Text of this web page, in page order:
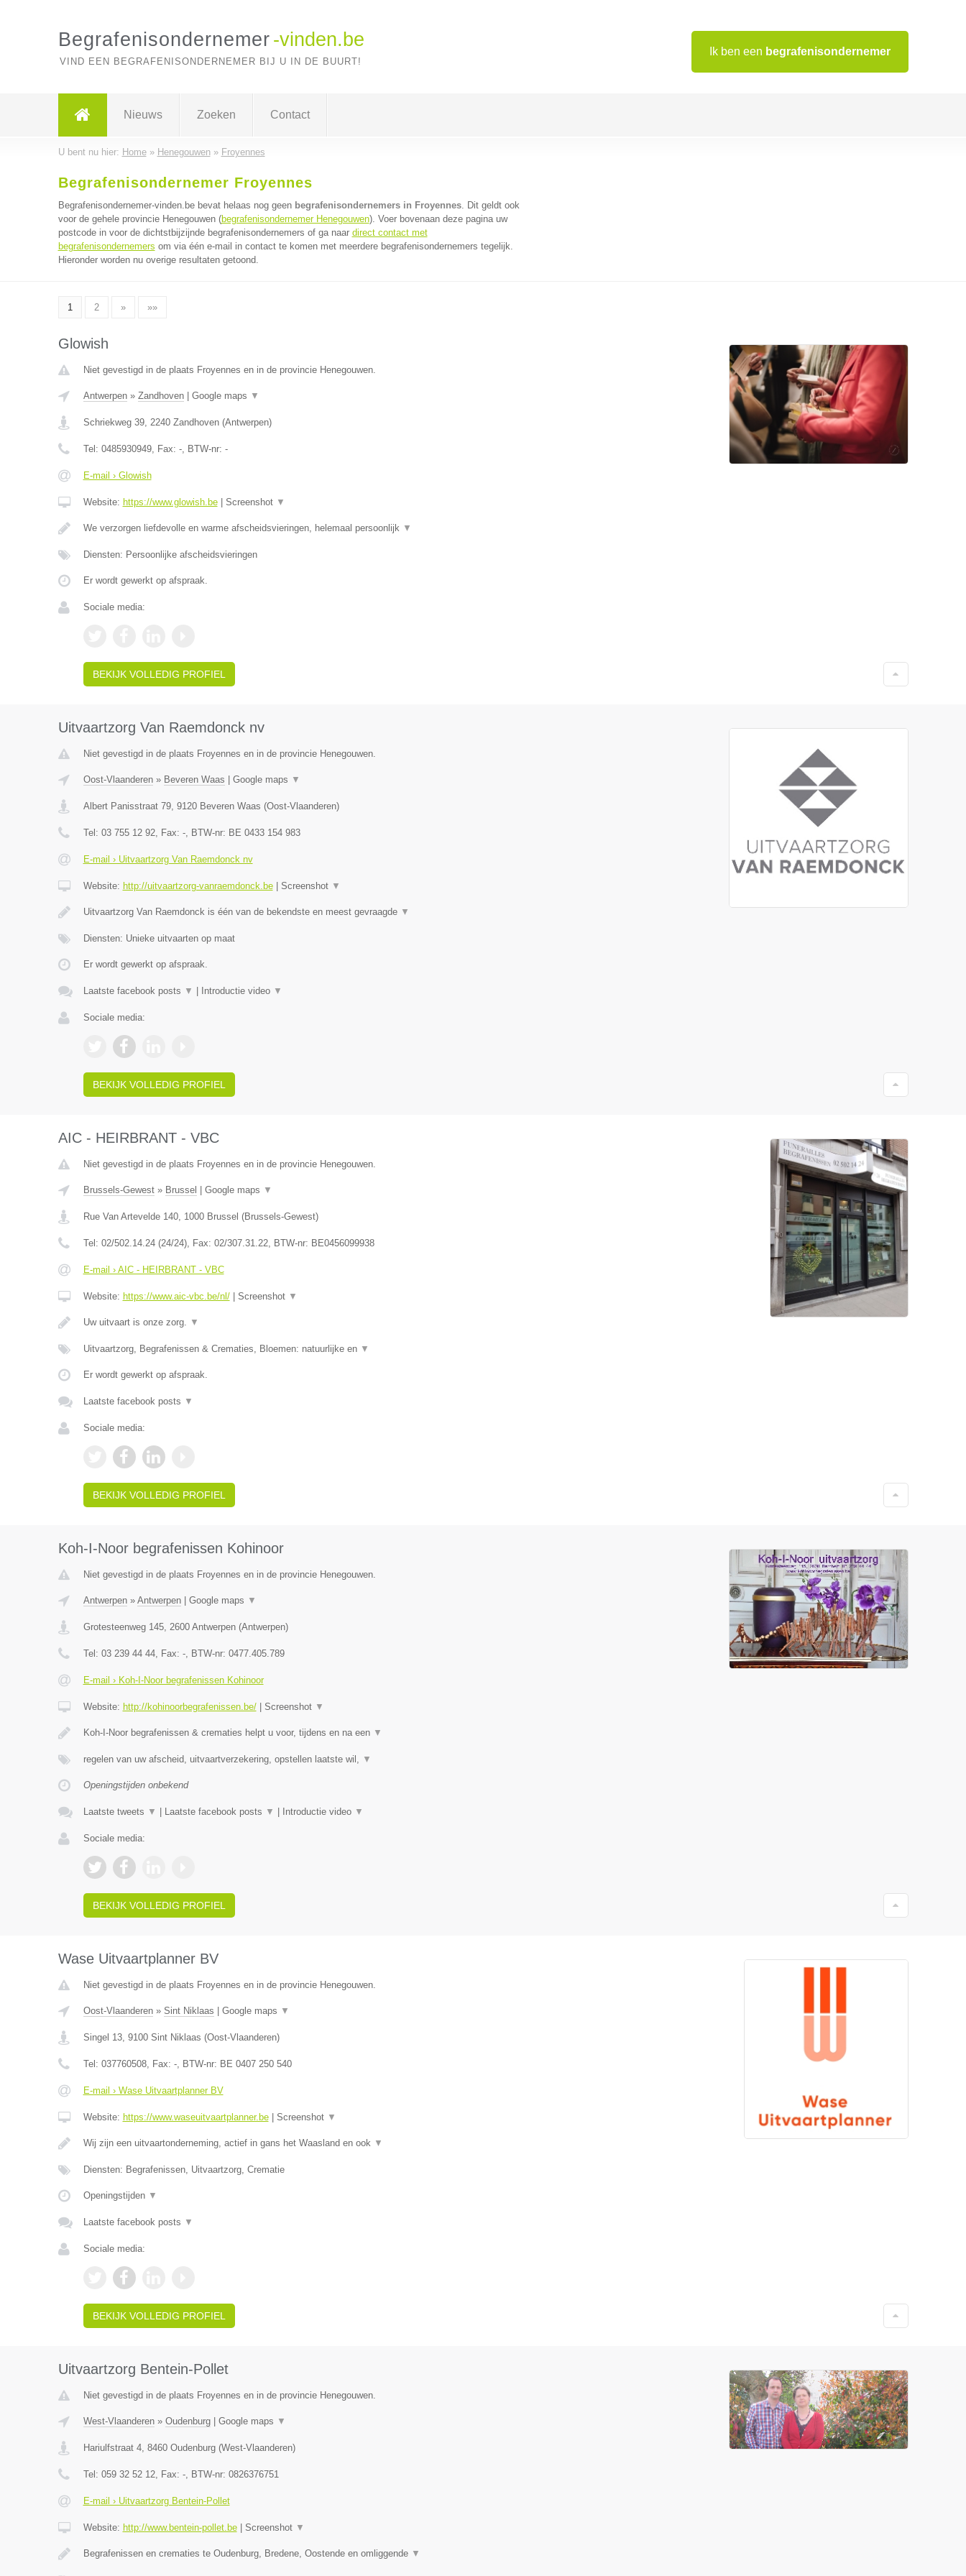
Ik ben een begrafenisondernemer
Begrafenisondernemer -vinden.be
VIND EEN BEGRAFENISONDERNEMER BIJ U IN DE BUURT!
Nieuws Zoeken Contact
U bent nu hier: Home» Henegouwen» Froyennes
Begrafenisondernemer Froyennes
Begrafenisondernemer-vinden.be bevat helaas nog geen begrafenisondernemers in Froyennes. Dit geldt ook
voor de gehele provincie Henegouwen (begrafenisondernemer Henegouwen). Voer bovenaan deze pagina uw
postcode in voor de dichtstbijzijnde begrafenisondernemers of ga naar direct contact met
begrafenisondernemers om via één e-mail in contact te komen met meerdere begrafenisondernemers tegelijk.
Hieronder worden nu overige resultaten getoond.
1 2 » »»
Glowish
Niet gevestigd in de plaats Froyennes en in de provincie Henegouwen.
Antwerpen» Zandhoven| Google maps ▼
Schriekweg 39, 2240 Zandhoven(Antwerpen)
Tel: 0485930949, Fax: -, BTW-nr: -
E-mail › Glowish
Website: https://www.glowish.be| Screenshot ▼
We verzorgen liefdevolle en warme afscheidsvieringen, helemaal persoonlijk ▼
Diensten: Persoonlijke afscheidsvieringen
Er wordt gewerkt op afspraak.
Sociale media:
BEKIJK VOLLEDIG PROFIEL
Uitvaartzorg Van Raemdonck nv
Niet gevestigd in de plaats Froyennes en in de provincie Henegouwen.
Oost-Vlaanderen» Beveren Waas Google maps ▼
Albert Panisstraat 79, 9120 Beveren Waas (Oost-Vlaanderen)
Tel: 03 755 12 92, Fax: -, BTW-nr: BE 0433 154 983
E-mail › Uitvaartzorg Van Raemdonck nv
Website: http://uitvaartzorg-vanraemdonck.be| Screenshot ▼
Uitvaartzorg Van Raemdonck is één van de bekendste en meest gevraagde ▼
Diensten: Unieke uitvaarten op maat
Er wordt gewerkt op afspraak.
Laatste facebook posts ▼ Introductie video ▼
Sociale media:
BEKIJK VOLLEDIG PROFIEL
AIC - HEIRBRANT - VBC
Niet gevestigd in de plaats Froyennes en in de provincie Henegouwen.
Brussels-Gewest» Brussel Google maps ▼
Rue Van Artevelde 140, 1000 Brussel (Brussels-Gewest)
Tel: 02/502.14.24 (24/24), Fax: 02/307.31.22, BTW-nr: BE0456099938
E-mail › AIC - HEIRBRANT - VBC
Website: https://www.aic-vbc.be/nl/| Screenshot ▼
Uw uitvaart is onze zorg. ▼
Uitvaartzorg, Begrafenissen & Crematies, Bloemen: natuurlijke en ▼
Er wordt gewerkt op afspraak.
Laatste facebook posts ▼
Sociale media:
BEKIJK VOLLEDIG PROFIEL
Koh-I-Noor begrafenissen Kohinoor
Niet gevestigd in de plaats Froyennes en in de provincie Henegouwen.
Antwerpen» Antwerpen| Google maps ▼
Grotesteenweg 145, 2600 Antwerpen(Antwerpen)
Tel: 03 239 44 44, Fax: -, BTW-nr: 0477.405.789
E-mail › Koh-I-Noor begrafenissen Kohinoor
Website: http://kohinoorbegrafenissen.be/| Screenshot ▼
Koh-I-Noor begrafenissen & crematies helpt u voor, tijdens en na een ▼
regelen van uw afscheid, uitvaartverzekering, opstellen laatste wil, ▼
Openingstijden onbekend
Laatste tweets ▼ Laatste facebook posts ▼ Introductie video ▼
Sociale media:
BEKIJK VOLLEDIG PROFIEL
Wase Uitvaartplanner BV
Niet gevestigd in de plaats Froyennes en in de provincie Henegouwen.
Oost-Vlaanderen» Sint Niklaas Google maps ▼
Singel 13, 9100 Sint Niklaas (Oost-Vlaanderen)
Tel: 037760508, Fax: -, BTW-nr: BE 0407 250 540
E-mail › Wase Uitvaartplanner BV
Website: https://www.waseuitvaartplanner.be| Screenshot ▼
Wij zijn een uitvaartonderneming, actief in gans het Waasland en ook ▼
Diensten: Begrafenissen, Uitvaartzorg, Crematie
Openingstijden ▼
Laatste facebook posts ▼
Sociale media:
BEKIJK VOLLEDIG PROFIEL
Uitvaartzorg Bentein-Pollet
Niet gevestigd in de plaats Froyennes en in de provincie Henegouwen.
West-Vlaanderen» Oudenburg| Google maps ▼
Hariulfstraat 4, 8460 Oudenburg(West-Vlaanderen)
Tel: 059 32 52 12, Fax: -, BTW-nr: 0826376751
E-mail › Uitvaartzorg Bentein-Pollet
Website: http://www.bentein-pollet.be| Screenshot ▼
Begrafenissen en crematies te Oudenburg, Bredene, Oostende en omliggende ▼